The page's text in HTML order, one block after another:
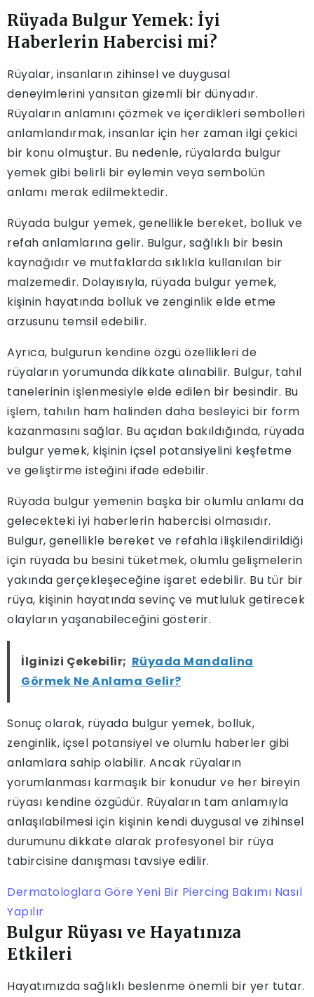
Rüyada Bulgur Yemek: İyi
Haberlerin Habercisi mi?
Rüyalar, insanların zihinsel ve duygusal
deneyimlerini yansıtan gizemli bir dünyadır.
Rüyaların anlamını çözmek ve içerdikleri sembolleri
anlamlandırmak, insanlar için her zaman ilgi çekici
bir konu olmuştur. Bu nedenle, rüyalarda bulgur
yemek gibi belirli bir eylemin veya sembolün
anlamı merak edilmektedir.
Rüyada bulgur yemek, genellikle bereket, bolluk ve
refah anlamlarına gelir. Bulgur, sağlıklı bir besin
kaynağıdır ve mutfaklarda sıklıkla kullanılan bir
malzemedir. Dolayısıyla, rüyada bulgur yemek,
kişinin hayatında bolluk ve zenginlik elde etme
arzusunu temsil edebilir.
Ayrıca, bulgurun kendine özgü özellikleri de
rüyaların yorumunda dikkate alınabilir. Bulgur, tahıl
tanelerinin işlenmesiyle elde edilen bir besindir. Bu
işlem, tahılın ham halinden daha besleyici bir form
kazanmasını sağlar. Bu açıdan bakıldığında, rüyada
bulgur yemek, kişinin içsel potansiyelini keşfetme
ve geliştirme isteğini ifade edebilir.
Rüyada bulgur yemenin başka bir olumlu anlamı da
gelecekteki iyi haberlerin habercisi olmasıdır.
Bulgur, genellikle bereket ve refahla ilişkilendirildiği
için rüyada bu besini tüketmek, olumlu gelişmelerin
yakında gerçekleşeceğine işaret edebilir. Bu tür bir
rüya, kişinin hayatında sevinç ve mutluluk getirecek
olayların yaşanabileceğini gösterir.
İlginizi Çekebilir; Rüyada Mandalina
Görmek Ne Anlama Gelir?
Sonuç olarak, rüyada bulgur yemek, bolluk,
zenginlik, içsel potansiyel ve olumlu haberler gibi
anlamlara sahip olabilir. Ancak rüyaların
yorumlanması karmaşık bir konudur ve her bireyin
rüyası kendine özgüdür. Rüyaların tam anlamıyla
anlaşılabilmesi için kişinin kendi duygusal ve zihinsel
durumunu dikkate alarak profesyonel bir rüya
tabircisine danışması tavsiye edilir.
Dermatologlara Göre Yeni Bir Piercing Bakımı Nasıl
Yapılır
Bulgur Rüyası ve Hayatınıza
Etkileri
Hayatımızda sağlıklı beslenme önemli bir yer tutar.